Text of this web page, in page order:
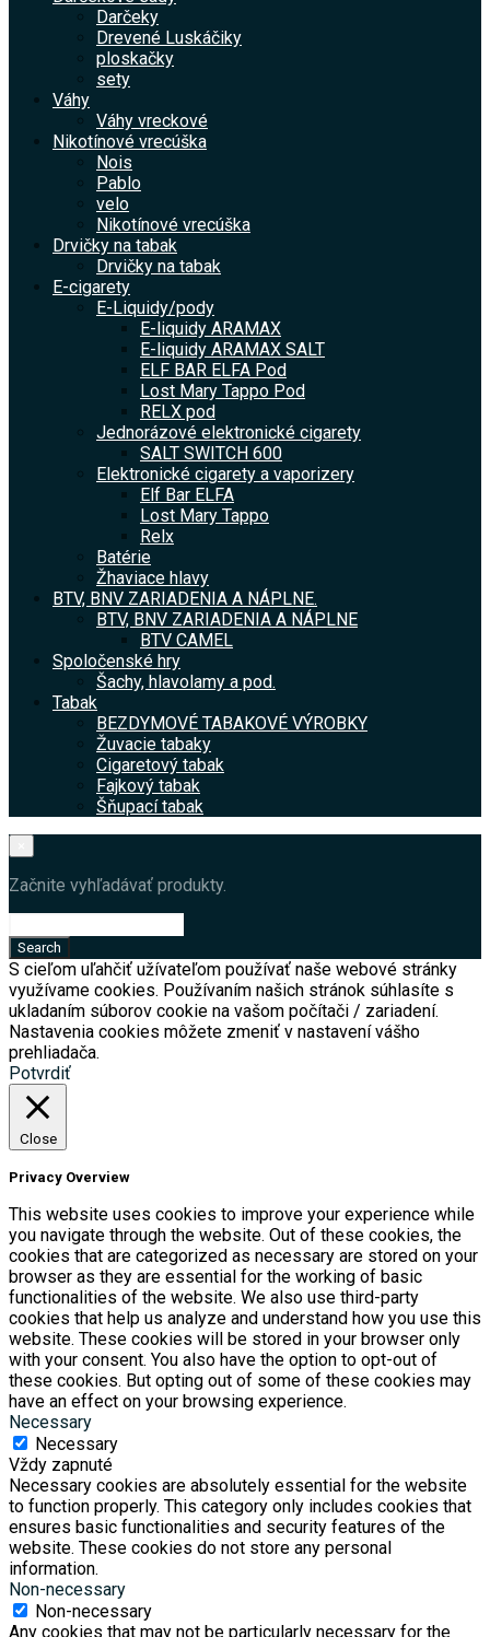
Darčeky
Drevené Luskáčiky
ploskačky
sety
Váhy
Váhy vreckové
Nikotínové vrecúška
Nois
Pablo
velo
Nikotínové vrecúška
Drvičky na tabak
Drvičky na tabak
E-cigarety
E-Liquidy/pody
E-liquidy ARAMAX
E-liquidy ARAMAX SALT
ELF BAR ELFA Pod
Lost Mary Tappo Pod
RELX pod
Jednorázové elektronické cigarety
SALT SWITCH 600
Elektronické cigarety a vaporizery
Elf Bar ELFA
Lost Mary Tappo
Relx
Batérie
Žhaviace hlavy
BTV, BNV ZARIADENIA A NÁPLNE.
BTV, BNV ZARIADENIA A NÁPLNE
BTV CAMEL
Spoločenské hry
Šachy, hlavolamy a pod.
Tabak
BEZDYMOVÉ TABAKOVÉ VÝROBKY
Žuvacie tabaky
Cigaretový tabak
Fajkový tabak
Šňupací tabak
Začnite vyhľadávať produkty.
S cieľom uľahčiť užívateľom používať naše webové stránky
využívame cookies. Používaním našich stránok súhlasíte s
ukladaním súborov cookie na vašom počítači / zariadení.
Nastavenia cookies môžete zmeniť v nastavení vášho
prehliadača.
Potvrdiť
Close
Privacy Overview
This website uses cookies to improve your experience while
you navigate through the website. Out of these cookies, the
cookies that are categorized as necessary are stored on your
browser as they are essential for the working of basic
functionalities of the website. We also use third-party
cookies that help us analyze and understand how you use this
website. These cookies will be stored in your browser only
with your consent. You also have the option to opt-out of
these cookies. But opting out of some of these cookies may
have an effect on your browsing experience.
Necessary
Necessary
Vždy zapnuté
Necessary cookies are absolutely essential for the website
to function properly. This category only includes cookies that
ensures basic functionalities and security features of the
website. These cookies do not store any personal
information.
Non-necessary
Non-necessary
Any cookies that may not be particularly necessary for the